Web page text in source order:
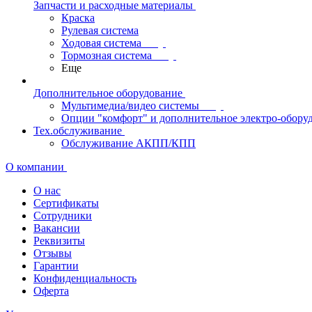
Запчасти и расходные материалы
Краска
Рулевая система
Ходовая система
Тормозная система
Еще
Дополнительное оборудование
Мультимедиа/видео системы
Опции "комфорт" и дополнительное электро-
Тех.обслуживание
Обслуживание АКПП/КПП
О компании
О нас
Сертификаты
Сотрудники
Вакансии
Реквизиты
Отзывы
Гарантии
Конфиденциальность
Оферта